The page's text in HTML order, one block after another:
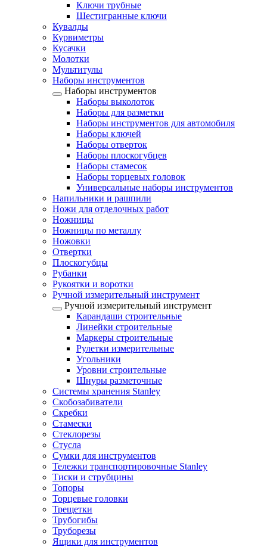
Ключи трубные
Шестигранные ключи
Кувалды
Курвиметры
Кусачки
Молотки
Мультитулы
Наборы инструментов
Наборы инструментов
Наборы выколоток
Наборы для разметки
Наборы инструментов для автомобиля
Наборы ключей
Наборы отверток
Наборы плоскогубцев
Наборы стамесок
Наборы торцевых головок
Универсальные наборы инструментов
Напильники и рашпили
Ножи для отделочных работ
Ножницы
Ножницы по металлу
Ножовки
Отвертки
Плоскогубцы
Рубанки
Рукоятки и воротки
Ручной измерительный инструмент
Ручной измерительный инструмент
Карандаши строительные
Линейки строительные
Маркеры строительные
Рулетки измерительные
Угольники
Уровни строительные
Шнуры разметочные
Системы хранения Stanley
Скобозабиватели
Скребки
Стамески
Стеклорезы
Стусла
Сумки для инструментов
Тележки транспортировочные Stanley
Тиски и струбцины
Топоры
Торцевые головки
Трещетки
Трубогибы
Труборезы
Ящики для инструментов